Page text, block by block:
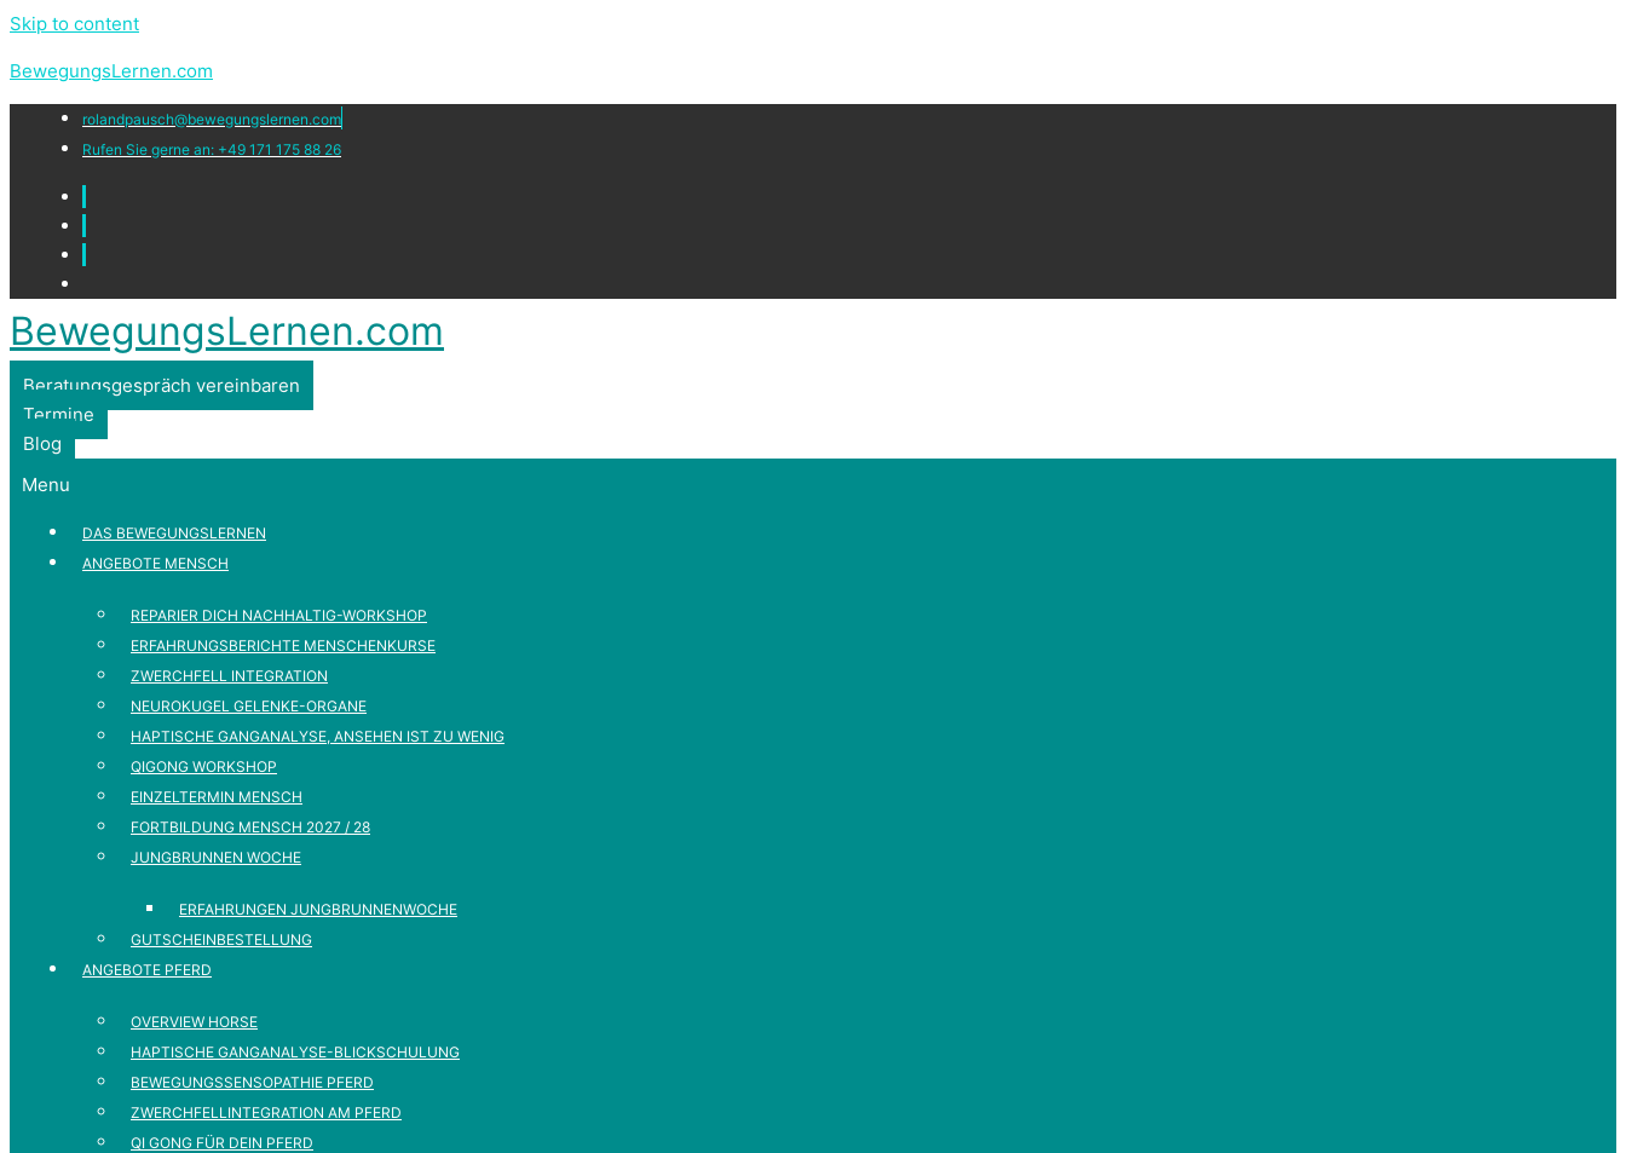
Skip to content
BewegungsLernen.com
rolandpausch@bewegungslernen.com
Rufen Sie gerne an: +49 171 175 88 26
BewegungsLernen.com
Beratungsgespräch vereinbaren
Termine
Blog
Menu
DAS BEWEGUNGSLERNEN
ANGEBOTE MENSCH
REPARIER DICH NACHHALTIG-WORKSHOP
ERFAHRUNGSBERICHTE MENSCHENKURSE
ZWERCHFELL INTEGRATION
NEUROKUGEL GELENKE-ORGANE
HAPTISCHE GANGANALYSE, ANSEHEN IST ZU WENIG
QIGONG WORKSHOP
EINZELTERMIN MENSCH
FORTBILDUNG MENSCH 2027 / 28
JUNGBRUNNEN WOCHE
ERFAHRUNGEN JUNGBRUNNENWOCHE
GUTSCHEINBESTELLUNG
ANGEBOTE PFERD
OVERVIEW HORSE
HAPTISCHE GANGANALYSE-BLICKSCHULUNG
BEWEGUNGSSENSOPATHIE PFERD
ZWERCHFELLINTEGRATION AM PFERD
QI GONG FÜR DEIN PFERD